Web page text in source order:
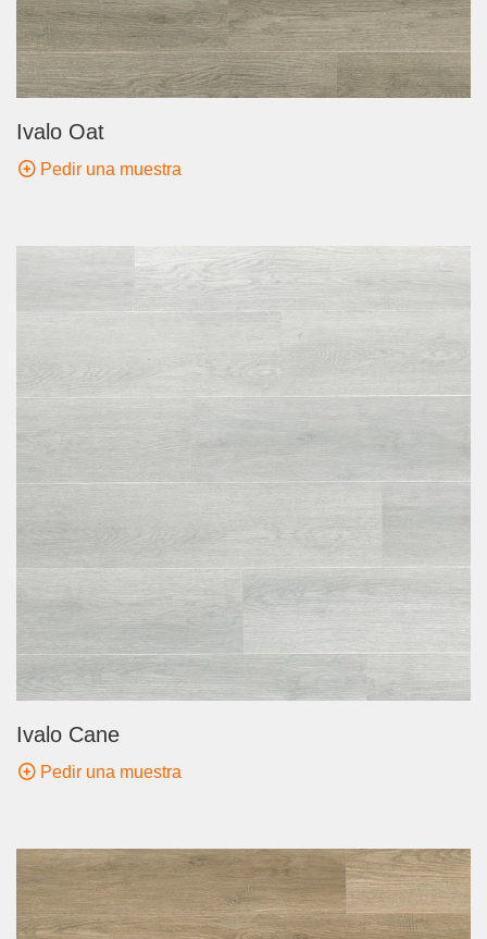
Ivalo Oat
Pedir una muestra
Ivalo Cane
Pedir una muestra